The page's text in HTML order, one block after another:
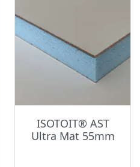
ISOTOIT® AST
Ultra Mat 55mm